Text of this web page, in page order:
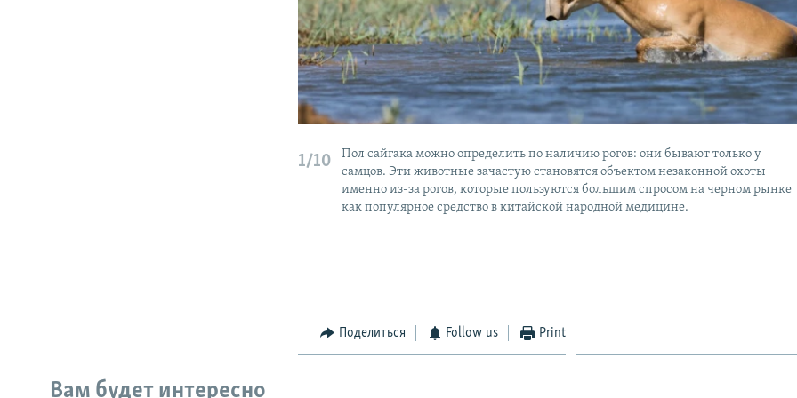
1/10
Пол сайгака можно определить по наличию рогов: они бывают только у
самцов. Эти животные зачастую становятся объектом незаконной охоты
именно из-за рогов, которые пользуются большим спросом на черном рынке
как популярное средство в китайской народной медицине.
Поделиться Follow us Print
Вам будет интересно